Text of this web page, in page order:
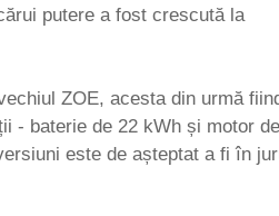
putere a fost crescută la
ZOE, acesta din urmă
- baterie de 22 kWh și motor de
este de așteptat a fi în